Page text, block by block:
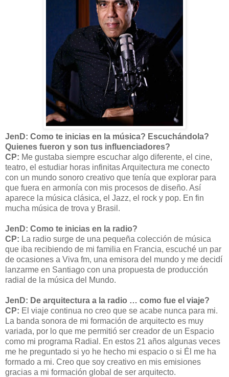
JenD: Como te inicias en la música? Escuchándola?
Quienes fueron y son tus influenciadores?
CP: Me gustaba siempre escuchar algo diferente, el cine,
teatro, el estudiar horas infinitas Arquitectura me conecto
con un mundo sonoro creativo que tenía que explorar para
que fuera en armonía con mis procesos de diseño. Así
aparece la música clásica, el Jazz, el rock y pop. En fin
mucha música de trova y Brasil.
JenD: Como te inicias en la radio?
CP: La radio surge de una pequeña colección de música
que iba recibiendo de mi familia en Francia, escuché un par
de ocasiones a Viva fm, una emisora del mundo y me decidí
lanzarme en Santiago con una propuesta de producción
radial de la música del Mundo.
JenD: De arquitectura a la radio … como fue el viaje?
CP: El viaje continua no creo que se acabe nunca para mi.
La banda sonora de mi formación de arquitecto es muy
variada, por lo que me permitió ser creador de un Espacio
como mi programa Radial. En estos 21 años algunas veces
me he preguntado si yo he hecho mi espacio o si Él me ha
formado a mi. Creo que soy creativo en mis emisiones
gracias a mi formación global de ser arquitecto.